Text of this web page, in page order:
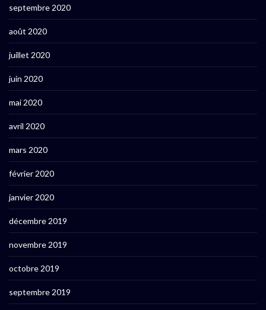
septembre 2020
août 2020
juillet 2020
juin 2020
mai 2020
avril 2020
mars 2020
février 2020
janvier 2020
décembre 2019
novembre 2019
octobre 2019
septembre 2019